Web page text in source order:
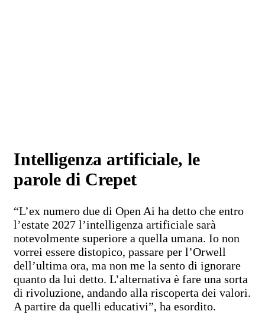
Intelligenza artificiale, le
parole di Crepet
“L’ex numero due di Open Ai ha detto che entro
l’estate 2027 l’intelligenza artificiale sarà
notevolmente superiore a quella umana. Io non
vorrei essere distopico, passare per l’Orwell
dell’ultima ora, ma non me la sento di ignorare
quanto da lui detto. L’alternativa è fare una sorta
di rivoluzione, andando alla riscoperta dei valori.
A partire da quelli educativi”, ha esordito.